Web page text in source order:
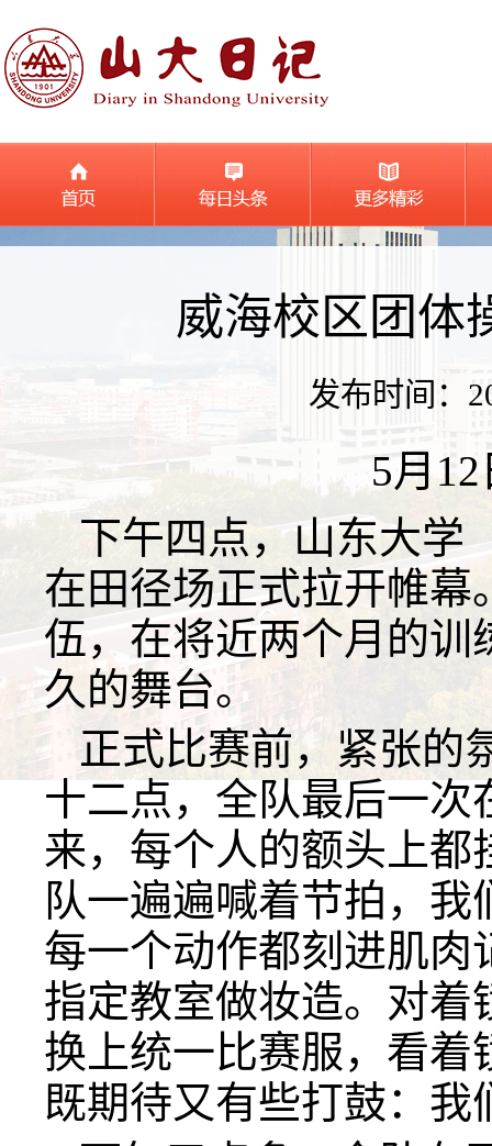
威海校区团体
发布时间：
5月
下午四点，山东大学
在田径场正式拉开帷幕
伍，在将近两个月的训
久的舞台。
正式比赛前，紧张的
十二点，全队最后一
来，每个人的额头上
队一遍遍喊着节拍，
每一个动作都刻进肌肉
指定教室做妆造。对着
换上统一比赛服，看着
既期待又有些打鼓：我